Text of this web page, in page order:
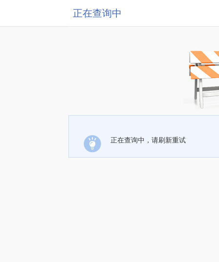
正在查询中
正在查询中，请刷新重试